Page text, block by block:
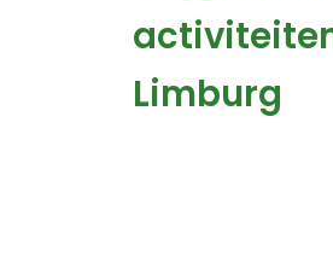
Limburg